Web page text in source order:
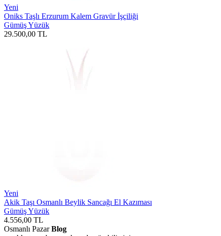
Yeni
Oniks Taşlı Erzurum Kalem Gravür İşçiliği
Gümüş Yüzük
29.500,00 TL
Yeni
Akik Taşı Osmanlı Beylik Sancağı El Kazıması
Gümüş Yüzük
4.556,00 TL
Osmanlı PazarBlog